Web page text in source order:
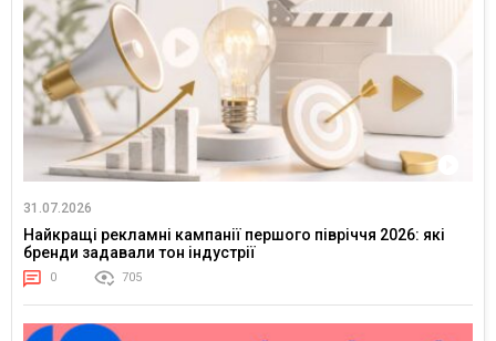
31.07.2026
Найкращі рекламні кампанії першого півріччя 2026: які
бренди задавали тон індустрії
0 705